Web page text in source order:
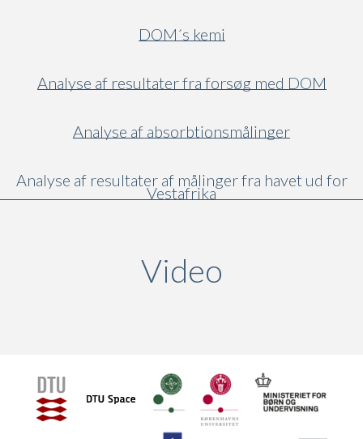
DOM´s kemi
Analyse af resultater fra forsøg med DOM
Analyse af absorbtionsmålinger
Analyse af resultater af målinger fra havet ud for
Vestafrika
Video